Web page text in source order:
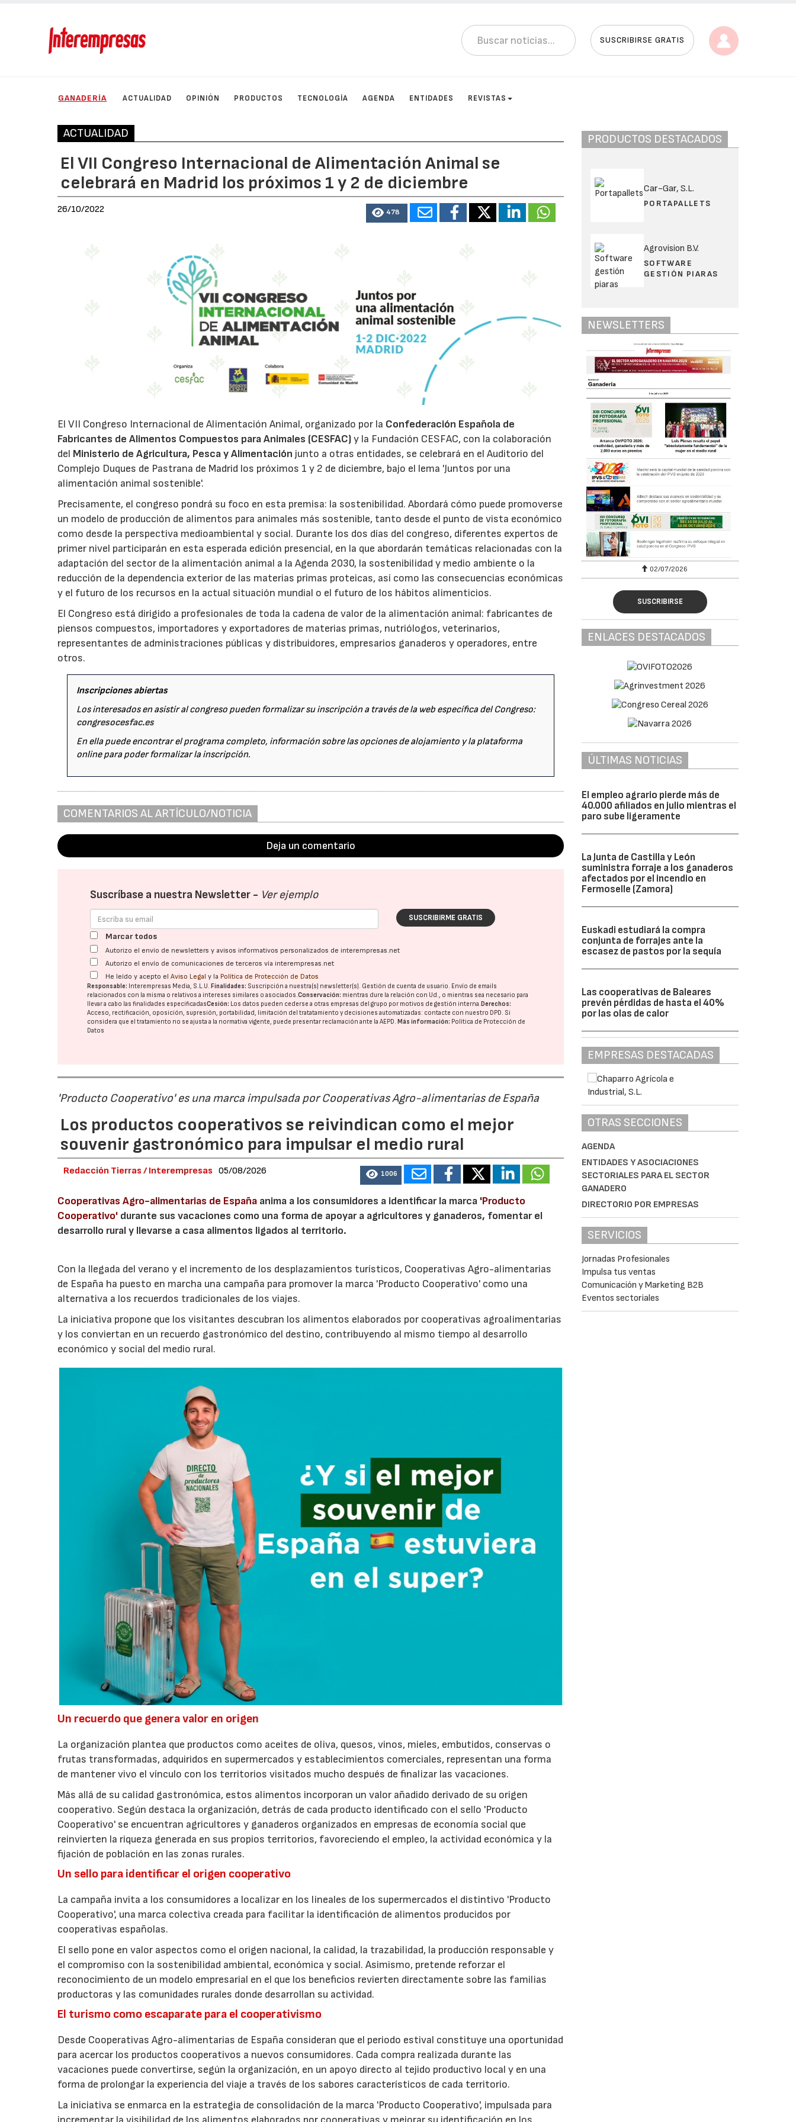
SUSCRIBIRSE GRATIS
GANADERÍA ACTUALIDAD OPINIÓN PRODUCTOS TECNOLOGÍA AGENDA ENTIDADES REVISTAS
ACTUALIDAD
El VII Congreso Internacional de Alimentación Animal se
celebrará en Madrid los próximos 1 y 2 de diciembre
26/10/2022 478
El VII Congreso Internacional de Alimentación Animal, organizado por la Confederación Española de
Fabricantes de Alimentos Compuestos para Animales (CESFAC)y la Fundación CESFAC, con la colaboración
del Ministerio de Agricultura, Pesca y Alimentación junto a otras entidades, se celebrará en el Auditorio del
Complejo Duques de Pastrana de Madrid los próximos 1 y 2 de diciembre, bajo el lema 'Juntos por una
alimentación animal sostenible'.
Precisamente, el congreso pondrá su foco en esta premisa: la sostenibilidad. Abordará cómo puede promoverse
un modelo de producción de alimentos para animales más sostenible, tanto desde el punto de vista económico
como desde la perspectiva medioambiental y social. Durante los dos días del congreso, diferentes expertos de
primer nivel participarán en esta esperada edición presencial, en la que abordarán temáticas relacionadas con la
adaptación del sector de la alimentación animal a la Agenda 2030, la sostenibilidad y medio ambiente o la
reducción de la dependencia exterior de las materias primas proteicas, así como las consecuencias económicas
y el futuro de los recursos en la actual situación mundial o el futuro de los hábitos alimenticios.
El Congreso está dirigido a profesionales de toda la cadena de valor de la alimentación animal: fabricantes de
piensos compuestos, importadores y exportadores de materias primas, nutriólogos, veterinarios,
representantes de administraciones públicas y distribuidores, empresarios ganaderos y operadores, entre
otros.
Inscripciones abiertas
Los interesados en asistir al congreso pueden formalizar su inscripción a través de la web específica del Congreso:
congresocesfac.es
En ella puede encontrar el programa completo, información sobre las opciones de alojamiento y la plataforma
online para poder formalizar la inscripción.
COMENTARIOS AL ARTÍCULO/NOTICIA
Deja un comentario
Suscríbase a nuestra Newsletter - Ver ejemplo
SUSCRIBIRME GRATIS
Marcar todos
Autorizo el envío de newsletters y avisos informativos personalizados de interempresas.net
Autorizo el envío de comunicaciones de terceros vía interempresas.net
He leído y acepto elAviso Legal y la Política de Protección de Datos
Responsable: Interempresas Media, S.L.U. Finalidades: Suscripción a nuestra(s) newsletter(s). Gestión de cuenta de usuario. Envío de emails
relacionados con la misma o relativos a intereses similares o asociados.Conservación: mientras dure la relación con Ud., o mientras sea necesario para
llevar a cabo las finalidades especificadasCesión: Los datos pueden cederse a otras empresas del grupo por motivos de gestión interna. Derechos:
Acceso, rectificación, oposición, supresión, portabilidad, limitación del tratatamiento y decisiones automatizadas: contacte con nuestro DPD. Si
considera que el tratamiento no se ajusta a la normativa vigente, puede presentar reclamación ante laAEPD. Más información: Política de Protección de
Datos
'Producto Cooperativo' es una marca impulsada por Cooperativas Agro-alimentarias de España
Los productos cooperativos se reivindican como el mejor
souvenir gastronómico para impulsar el medio rural
Redacción Tierras / Interempresas 05/08/2026 1006
Cooperativas Agro-alimentarias de España anima a los consumidores a identificar la marca 'Producto
Cooperativo' durante sus vacaciones como una forma de apoyar a agricultores y ganaderos, fomentar el
desarrollo rural y llevarse a casa alimentos ligados al territorio.
Con la llegada del verano y el incremento de los desplazamientos turísticos, Cooperativas Agro-alimentarias
de España ha puesto en marcha una campaña para promover la marca 'Producto Cooperativo' como una
alternativa a los recuerdos tradicionales de los viajes.
La iniciativa propone que los visitantes descubran los alimentos elaborados por cooperativas agroalimentarias
y los conviertan en un recuerdo gastronómico del destino, contribuyendo al mismo tiempo al desarrollo
económico y social del medio rural.
Un recuerdo que genera valor en origen
La organización plantea que productos como aceites de oliva, quesos, vinos, mieles, embutidos, conservas o
frutas transformadas, adquiridos en supermercados y establecimientos comerciales, representan una forma
de mantener vivo el vínculo con los territorios visitados mucho después de finalizar las vacaciones.
Más allá de su calidad gastronómica, estos alimentos incorporan un valor añadido derivado de su origen
cooperativo. Según destaca la organización, detrás de cada producto identificado con el sello 'Producto
Cooperativo' se encuentran agricultores y ganaderos organizados en empresas de economía social que
reinvierten la riqueza generada en sus propios territorios, favoreciendo el empleo, la actividad económica y la
fijación de población en las zonas rurales.
Un sello para identificar el origen cooperativo
La campaña invita a los consumidores a localizar en los lineales de los supermercados el distintivo 'Producto
Cooperativo', una marca colectiva creada para facilitar la identificación de alimentos producidos por
cooperativas españolas.
El sello pone en valor aspectos como el origen nacional, la calidad, la trazabilidad, la producción responsable y
el compromiso con la sostenibilidad ambiental, económica y social. Asimismo, pretende reforzar el
reconocimiento de un modelo empresarial en el que los beneficios revierten directamente sobre las familias
productoras y las comunidades rurales donde desarrollan su actividad.
El turismo como escaparate para el cooperativismo
Desde Cooperativas Agro-alimentarias de España consideran que el periodo estival constituye una oportunidad
para acercar los productos cooperativos a nuevos consumidores. Cada compra realizada durante las
vacaciones puede convertirse, según la organización, en un apoyo directo al tejido productivo local y en una
forma de prolongar la experiencia del viaje a través de los sabores característicos de cada territorio.
La iniciativa se enmarca en la estrategia de consolidación de la marca 'Producto Cooperativo', impulsada para
PRODUCTOS DESTACADOS
Car-Gar, S.L.
PORTAPALLETS
Agrovision B.V.
SOFTWARE
GESTIÓN PIARAS
NEWSLETTERS
02/07/2026 16/07/2026 02/07/2026
SUSCRIBIRSE
ENLACES DESTACADOS
ÚLTIMAS NOTICIAS
El empleo agrario pierde más de
40.000 afiliados en julio mientras el
paro sube ligeramente
La Junta de Castilla y León
suministra forraje a los ganaderos
afectados por el incendio en
Fermoselle (Zamora)
Euskadi estudiará la compra
conjunta de forrajes ante la
escasez de pastos por la sequía
Las cooperativas de Baleares
prevén pérdidas de hasta el 40%
por las olas de calor
EMPRESAS DESTACADAS
OTRAS SECCIONES
AGENDA
ENTIDADES Y ASOCIACIONES
SECTORIALES PARA EL SECTOR
GANADERO
DIRECTORIO POR EMPRESAS
SERVICIOS
Jornadas Profesionales
Impulsa tus ventas
Comunicación y Marketing B2B
Eventos sectoriales